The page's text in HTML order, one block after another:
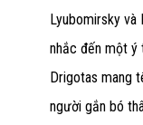
Lyubomirsky và
nhắc đến một ý
Drigotas mang
người gắn bó